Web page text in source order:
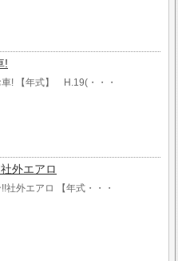
!
! 【年式】 H.19(・・・
外エアロ
外エアロ 【年式・・・